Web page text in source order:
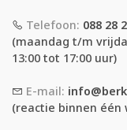
Telefoon: 088 28
(maandag t/m
13:00 tot 17:00 uur)
E-mail:
(reactie binnen één